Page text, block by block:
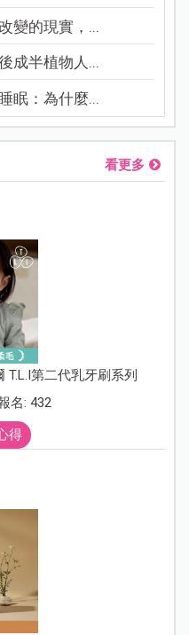
變的現實，...
成半植物人...
眠：為什麼...
看更多
T.L.I第二代乳牙刷系列
名: 432
得